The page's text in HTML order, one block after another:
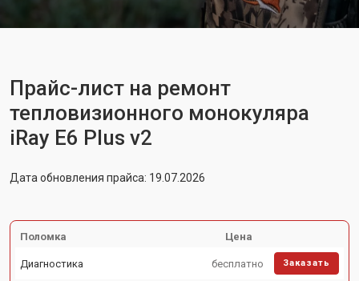
Прайс-лист на ремонт
тепловизионного монокуляра
iRay E6 Plus v2
Дата обновления прайса: 19.07.2026
Поломка Цена
Диагностика бесплатно Заказать